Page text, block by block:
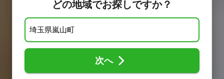
どの地域でお探しですか？
次へ